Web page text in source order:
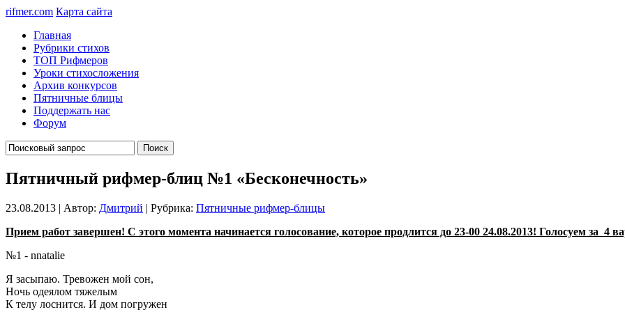
rifmer.com Карта сайта
Главная
Рубрики стихов
ТОП Рифмеров
Уроки стихосложения
Архив конкурсов
Пятничные блицы
Поддержать нас
Форум
Пятничный рифмер-блиц №1 «Бесконечность»
23.08.2013 | Автор: Дмитрий | Рубрика: Пятничные рифмер-блицы
Прием работ завершен! С этого момента начинается голосование, которое продлится до 23-00 24.08.2013! Голосуем за 4
№1 - nnatalie
Я засыпаю. Тревожен мой сон,
Ночь одеялом тяжелым
К телу лоснится. И дом погружен